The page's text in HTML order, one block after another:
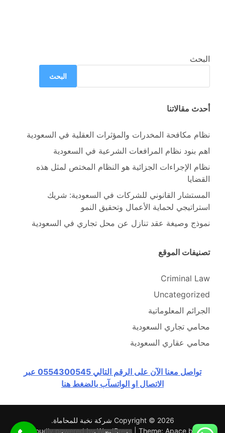
البحث
البحث
أحدث مقالاتنا
نظام مكافحة المخدرات والمؤثرات العقلية في السعودية
اهم بنود نظام المرافعات الشرعية في السعودية
نظام الإجراءات الجزائية هو النظام المختص لمثل هذه
القضايا
المستشار القانوني للشركات في السعودية: شريك
استراتيجي لحماية الأعمال وتحقيق النمو
نموذج وصيغة عقد تنازل عن محل تجاري في السعودية
تصنيفات الموقع
Criminal Law
Uncategorized
الجرائم المعلوماتية
محامي تجاري السعودية
محامي عقاري السعودية
تواصل معنا الآن على الرقم التالي 0554300545 عبر
الاتصال او الواتسآب بالضغط هنا
Copyright © 2026 شركة نخبة للمحاماة.
Proudly powered by WordPress
Theme: Apace by